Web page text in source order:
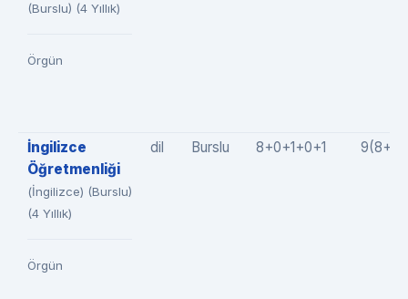
(Burslu) (4 Yıllık)
Örgün
İngilizce
Öğretmenliği
(İngilizce) (Burslu)
(4 Yıllık)
Örgün
dil Burslu 8+0+1+0+1